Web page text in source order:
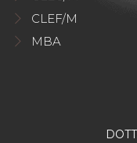
CLEF/M
MBA